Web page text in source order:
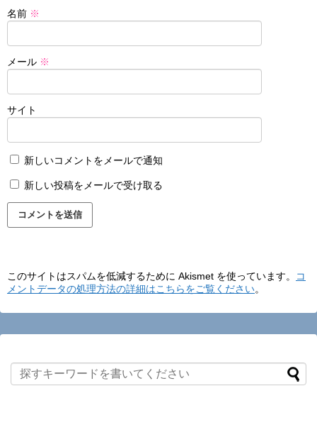
名前 ※
メール ※
サイト
新しいコメントをメールで通知
新しい投稿をメールで受け取る
このサイトはスパムを低減するために Akismet を使っています。
コ
メントデータの処理方法の詳細はこちらをご覧ください。